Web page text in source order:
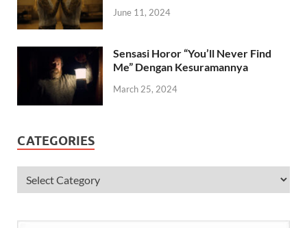
June 11, 2024
Sensasi Horor “You’ll Never Find
Me” Dengan Kesuramannya
March 25, 2024
CATEGORIES